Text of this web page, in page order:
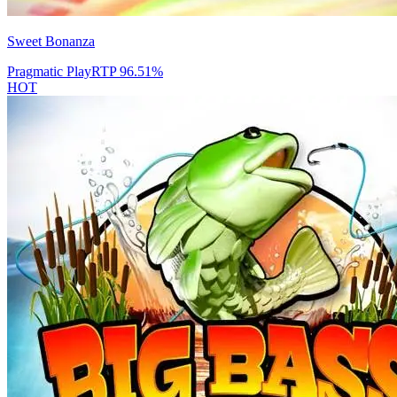
Sweet Bonanza
Pragmatic PlayRTP96.51%
HOT